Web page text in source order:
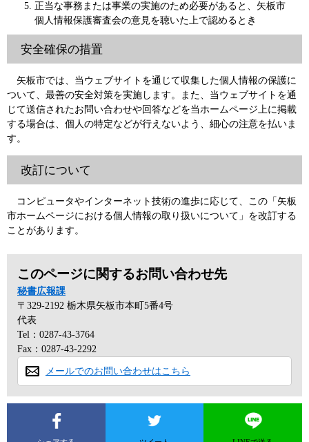
正当な事務または事業の実施のため必要があると、矢板市
個人情報保護審査会の意見を聴いた上で認めるとき
安全確保の措置
矢板市では、当ウェブサイトを通じて収集した個人情報の保護に
ついて、最善の安全対策を実施します。また、当ウェブサイトを通
じて送信されたお問い合わせや回答などを当ホームページ上に掲載
する場合は、個人の特定などが行えないよう、細心の注意を払いま
す。
改訂について
コンピュータやインターネット技術の進歩に応じて、この「矢板
市ホームページにおける個人情報の取り扱いについて」を改訂する
ことがあります。
このページに関するお問い合わせ先
秘書広報課
〒329-2192 栃木県矢板市本町5番4号
代表
Tel：0287-43-3764
Fax：0287-43-2292
メールでのお問い合わせはこちら